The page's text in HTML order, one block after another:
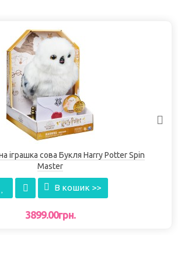
іграшка сова Букля Harry Potter Spin
Master
В кошик >>
3899.00грн.